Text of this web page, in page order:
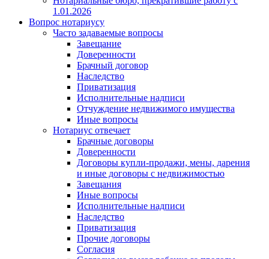
1.01.2026
Вопрос нотариусу
Часто задаваемые вопросы
Завещание
Доверенности
Брачный договор
Наследство
Приватизация
Исполнительные надписи
Отчуждение недвижимого имущества
Иные вопросы
Нотариус отвечает
Брачные договоры
Доверенности
Договоры купли-продажи, мены, дарения
и иные договоры с недвижимостью
Завещания
Иные вопросы
Исполнительные надписи
Наследство
Приватизация
Прочие договоры
Согласия